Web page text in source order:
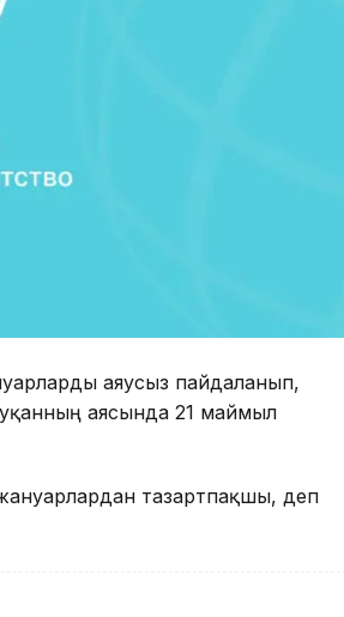
аяусыз пайдаланып,
аясында 21 маймыл
тазартпақшы, деп